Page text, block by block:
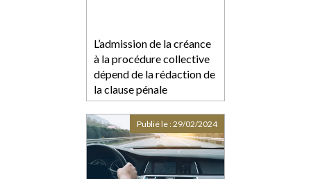
L’admission de la créance
à la procédure collective
dépend de la rédaction de
la clause pénale
Publié le :29/02/2024